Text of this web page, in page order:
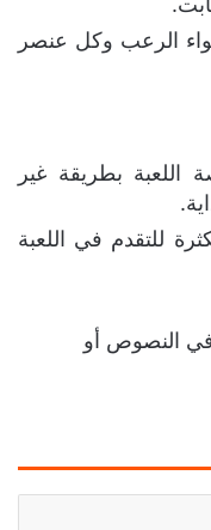
الرعب وكل عنصر
بطريقة غير
للتقدم في اللعبة
في النصوص أو